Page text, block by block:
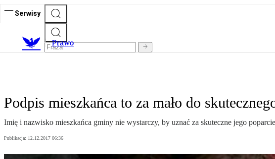
Serwisy
Prawo
Podpis mieszkańca to za mało do
Imię i nazwisko mieszkańca gminy nie wystarczy, by uznać za skuteczne jego
Publikacja: 12.12.2017 06:36